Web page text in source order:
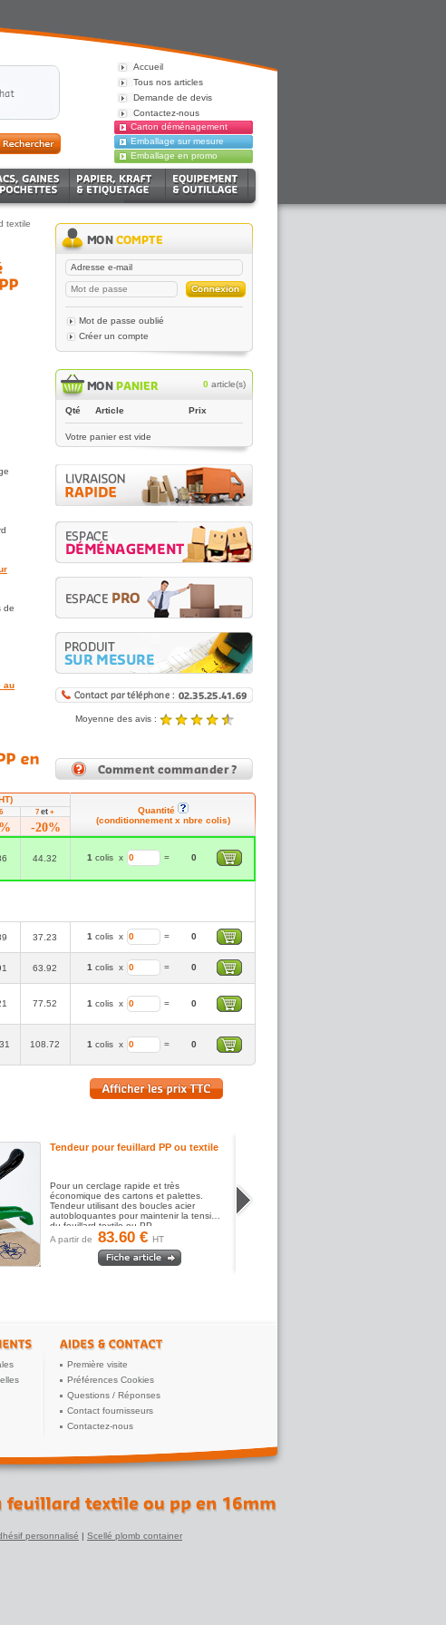
textile
de
au
Mot de passe oublié
Créer un compte
0 article(s)
Qté Article Prix
Votre panier est vide
Moyenne des avis :
Quantité
(conditionnement x nbre colis)
6 7 et +
-20%
44.32 1 colis x = 0
37.23 1 colis x = 0
63.92 1 colis x = 0
77.52 1 colis x = 0
108.72 1 colis x = 0
Tendeur pour feuillard PP ou textile
Pour un cerclage rapide et très
économique des cartons et palettes.
Tendeur utilisant des boucles acier
autobloquantes pour maintenir la tension
du feuillard textile ou PP.
A partir de 83.60 € HT
Accueil
Tous nos articles
Demande de devis
Contactez-nous
Carton déménagement
Emballage sur mesure
Emballage en promo
Première visite
Préférences Cookies
Questions / Réponses
Contact fournisseurs
Contactez-nous
personnalisé | Scellé plomb container